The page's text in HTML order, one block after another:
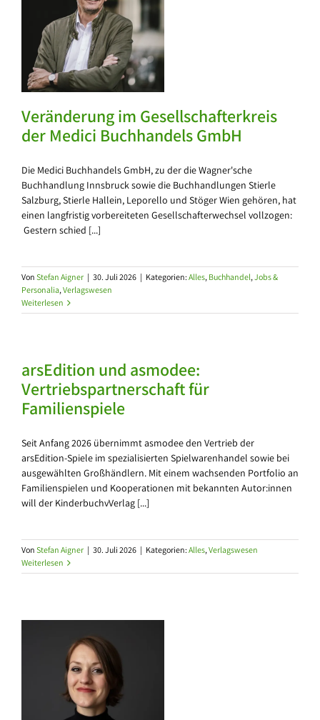
Veränderung im Gesellschafterkreis
der Medici Buchhandels GmbH
Die Medici Buchhandels GmbH, zu der die Wagner'sche
Buchhandlung Innsbruck sowie die Buchhandlungen Stierle
Salzburg, Stierle Hallein, Leporello und Stöger Wien gehören, hat
einen langfristig vorbereiteten Gesellschafterwechsel vollzogen:
Gestern schied [...]
Von Stefan Aigner | 30. Juli 2026 | Kategorien: Alles, Buchhandel,Jobs &
Personalia,Verlagswesen
Weiterlesen
arsEdition und asmodee:
Vertriebspartnerschaft für
Familienspiele
Seit Anfang 2026 übernimmt asmodee den Vertrieb der
arsEdition-Spiele im spezialisierten Spielwarenhandel sowie bei
ausgewählten Großhändlern. Mit einem wachsenden Portfolio an
Familienspielen und Kooperationen mit bekannten Autor:innen
will der KinderbuchvVerlag [...]
Von Stefan Aigner | 30. Juli 2026 | Kategorien: Alles,Verlagswesen
Weiterlesen